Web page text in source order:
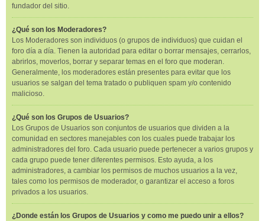
fundador del sitio.
¿Qué son los Moderadores?
Los Moderadores son individuos (o grupos de individuos) que cuidan el
foro día a día. Tienen la autoridad para editar o borrar mensajes, cerrarlos,
abrirlos, moverlos, borrar y separar temas en el foro que moderan.
Generalmente, los moderadores están presentes para evitar que los
usuarios se salgan del tema tratado o publiquen spam y/o contenido
malicioso.
¿Qué son los Grupos de Usuarios?
Los Grupos de Usuarios son conjuntos de usuarios que dividen a la
comunidad en sectores manejables con los cuales puede trabajar los
administradores del foro. Cada usuario puede pertenecer a varios grupos y
cada grupo puede tener diferentes permisos. Esto ayuda, a los
administradores, a cambiar los permisos de muchos usuarios a la vez,
tales como los permisos de moderador, o garantizar el acceso a foros
privados a los usuarios.
¿Donde están los Grupos de Usuarios y como me puedo unir a ellos?